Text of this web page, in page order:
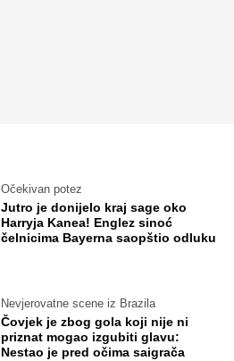
Očekivan potez
Jutro je donijelo kraj sage oko
Harryja Kanea! Englez sinoć
čelnicima Bayerna saopštio odluku
Nevjerovatne scene iz Brazila
Čovjek je zbog gola koji nije ni
priznat mogao izgubiti glavu:
Nestao je pred očima saigrača